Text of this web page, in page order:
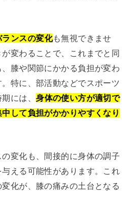
ンスの変化も無視できませ
変わることで、これまでと同
膝や関節にかかる負担が変わ
特に、部活動などでスポーツ
期には、身体の使い方が適切で
して負担がかかりやすくなり
変化も、間接的に身体の調子
える可能性があります。これ
化が、膝の痛みの土台となる